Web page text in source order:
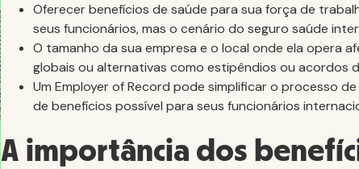
Oferecer benefícios de saúde para sua força de
seus funcionários, mas o cenário do seguro saúde
O tamanho da sua empresa e o local onde ela opera
globais ou alternativas como estipêndios ou acordos
Um Employer of Record pode simplificar o processo
de benefícios possível para seus funcionários
A importância dos